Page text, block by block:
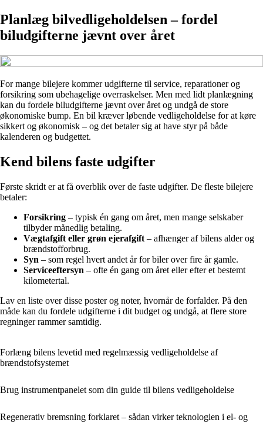
Planlæg bilvedligeholdelsen – fordel
biludgifterne jævnt over året
For mange bilejere kommer udgifterne til service, reparationer og
forsikring som ubehagelige overraskelser. Men med lidt planlægning
kan du fordele biludgifterne jævnt over året og undgå de store
økonomiske bump. En bil kræver løbende vedligeholdelse for at køre
sikkert og økonomisk – og det betaler sig at have styr på både
kalenderen og budgettet.
Kend bilens faste udgifter
Første skridt er at få overblik over de faste udgifter. De fleste bilejere
betaler:
Forsikring – typisk én gang om året, men mange selskaber
tilbyder månedlig betaling.
Vægtafgift eller grøn ejerafgift – afhænger af bilens alder og
brændstofforbrug.
Syn – som regel hvert andet år for biler over fire år gamle.
Serviceeftersyn – ofte én gang om året eller efter et bestemt
kilometertal.
Lav en liste over disse poster og noter, hvornår de forfalder. På den
måde kan du fordele udgifterne i dit budget og undgå, at flere store
regninger rammer samtidig.
Forlæng bilens levetid med regelmæssig vedligeholdelse af
brændstofsystemet
Brug instrumentpanelet som din guide til bilens vedligeholdelse
Regenerativ bremsning forklaret – sådan virker teknologien i el- og